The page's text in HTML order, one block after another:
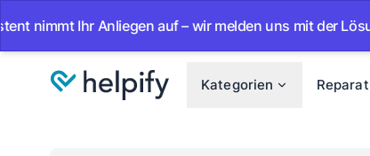
Ihr Anliegen auf – wir melden uns mit der Lösung. •
Kategorien